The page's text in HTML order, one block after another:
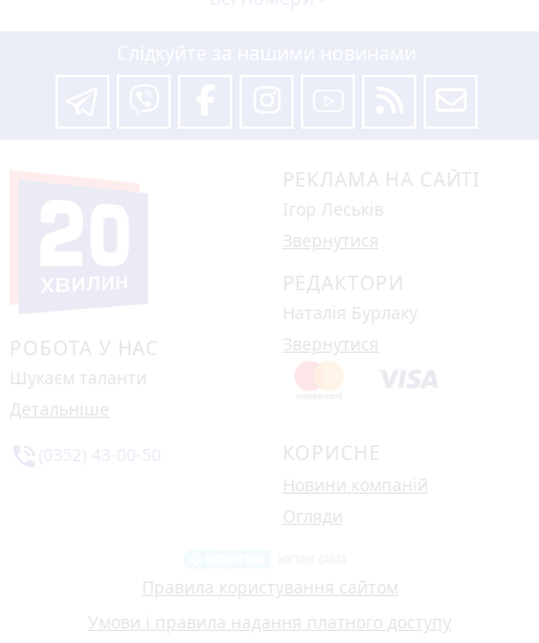
РОБОТА У НАС
Шукаєм таланти
Детальніше
РЕКЛАМА НА САЙТІ
Ігор Леськів
Звернутися
РЕДАКТОРИ
Наталія Бурлаку
Звернутися
КОРИСНЕ
Новини компаній
Огляди
Правила користування сайтом
Умови і правила надання платного доступу